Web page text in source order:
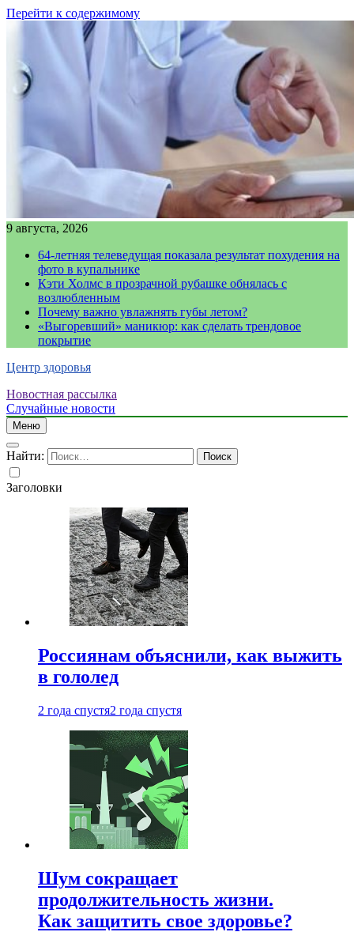
Перейти к содержимому
9 августа, 2026
64-летняя телеведущая показала результат похудения на
фото в купальнике
Кэти Холмс в прозрачной рубашке обнялась с
возлюбленным
Почему важно увлажнять губы летом?
«Выгоревший» маникюр: как сделать трендовое
покрытие
Центр здоровья
Новостная рассылка
Случайные новости
Меню
Найти:
Заголовки
Россиянам объяснили, как выжить
в гололед
2 года спустя2 года спустя
Шум сокращает
продолжительность жизни.
Как защитить свое здоровье?